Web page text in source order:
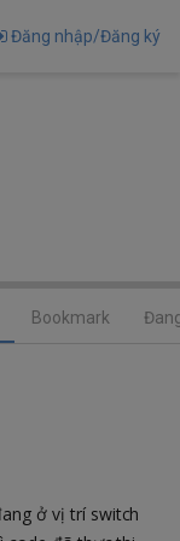
Đăng nhập/Đăng ký
Bookmark
ở vị trí switch